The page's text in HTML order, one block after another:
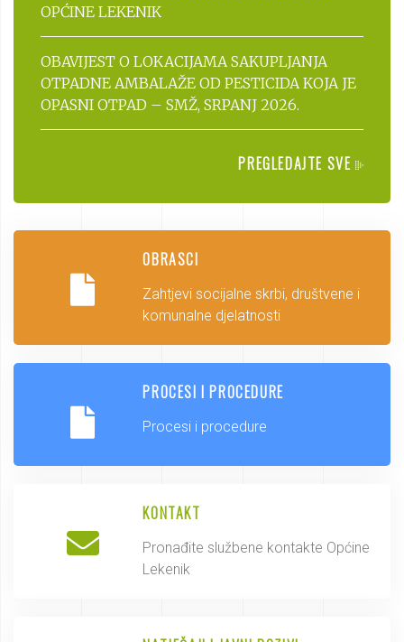
OPĆINE LEKENIK
OBAVIJEST O LOKACIJAMA SAKUPLJANJA
OTPADNE AMBALAŽE OD PESTICIDA KOJA JE
OPASNI OTPAD – SMŽ, SRPANJ 2026.
PREGLEDAJTE SVE
OBRASCI
Zahtjevi socijalne skrbi, društvene i
komunalne djelatnosti
PROCESI I PROCEDURE
Procesi i procedure
KONTAKT
Pronađite službene kontakte Općine
Lekenik